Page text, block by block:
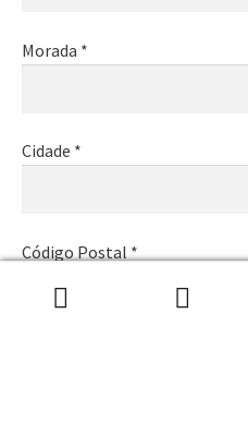
Pesquisar
Pesquisa
Morada *
Cidade *
Código Postal *